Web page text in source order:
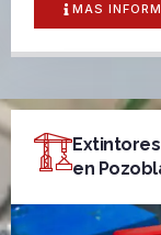
MAS
en